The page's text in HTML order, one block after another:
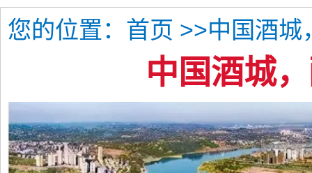
您的位置： 首页 >>中国酒
中国酒城